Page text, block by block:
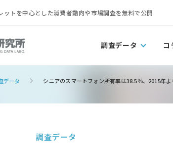
ットを中心とした消費者動向や市場調査を無料で公開
調査データ コ
データ シニアのスマートフォン所有率は38.5％、2015年
調査データ